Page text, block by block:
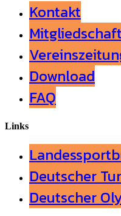
Kontakt
Mitgliedschaft
Download
FAQ
Links
Deutscher
Deutscher